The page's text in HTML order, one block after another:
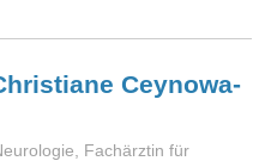
Ceynowa-
Fachärztin für